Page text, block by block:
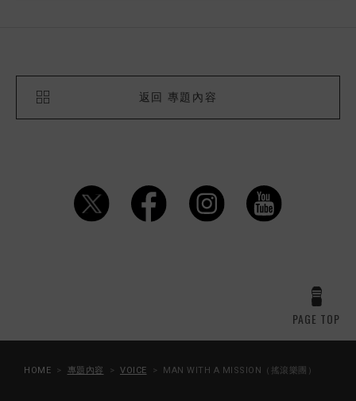
返回 專題內容
PAGE TOP
HOME 專題內容 VOICE MAN WITH A MISSION（搖滾樂團）